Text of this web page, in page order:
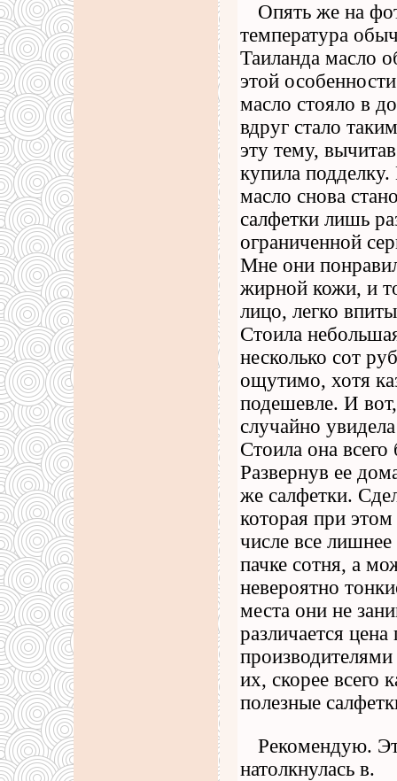
Опять же на
температура
Таиланда масло
этой
масло стояло в
вдруг стало
эту тему,
купила
масло снова
салфетки лишь
ограниченной
Мне они
жирной кожи, и
лицо, легко
Стоила
несколько сот
ощутимо, хотя
подешевле. И
случайно
Стоила она
Развернув ее
же салфетки.
которая при
числе все
пачке сотня, а
невероятно
места они не
различается
их, скорее всего
полезные
Рекомендую.
натолкнулась в.